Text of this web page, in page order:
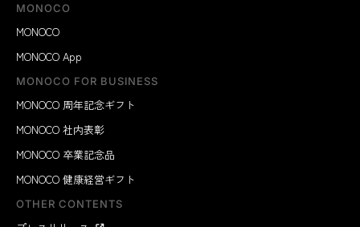
MONOCO
MONOCO
MONOCO App
MONOCO FOR BUSINESS
MONOCO 周年記念ギフト
MONOCO 社内表彰
MONOCO 卒業記念品
MONOCO 健康経営ギフト
OTHER CONTENTS